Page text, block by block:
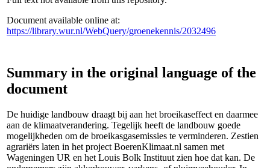
Document available online at:
https://library.wur.nl/WebQuery/groenekennis/2032496
Summary in the original language of the
document
De huidige landbouw draagt bij aan het broeikaseffect en daarmee
aan de klimaatverandering. Tegelijk heeft de landbouw goede
mogelijkheden om de broeikasgasemissies te verminderen. Zestien
agrariërs laten in het project BoerenKlimaat.nl samen met
Wageningen UR en het Louis Bolk Instituut zien hoe dat kan. De